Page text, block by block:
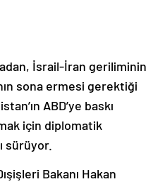
İsrail-İran geriliminin
sona ermesi gerektiği
ABD’ye baskı
için diplomatik
sürüyor.
Bakanı Hakan